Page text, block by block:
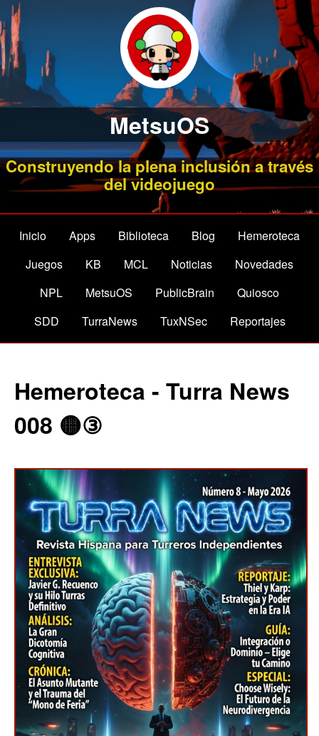
MetsuOS
Construyendo la plena inclusión a través
del videojuego
Inicio Apps Biblioteca Blog
Hemeroteca
Juegos
KB MCL Noticias
Novedades
NPL
MetsuOS PublicBrain
Quiosco
SDD
TurraNews TuxNSec Reportajes
Hemeroteca - Turra News
008 🟡③